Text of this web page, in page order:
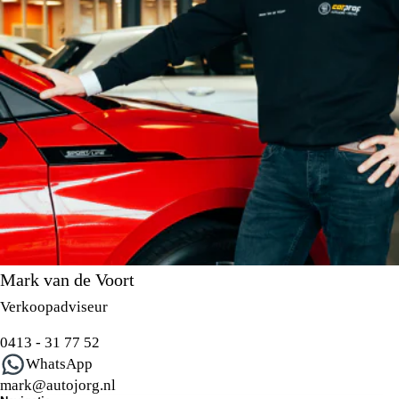
optioneel.
Mark van de Voort
Verkoopadviseur
0413 - 31 77 52
WhatsApp
mark@autojorg.nl